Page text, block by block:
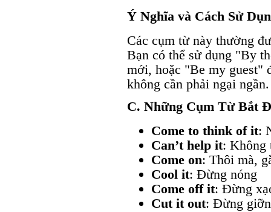
Ý Nghĩa và Cách Sử
Các cụm từ này thường
Bạn có thể sử dụng "By
mới, hoặc "Be my guest"
không cần phải ngại ngần.
C. Những Cụm Từ Bắt
Come to think of it:
Can’t help it: Không
Come on: Thôi mà,
Cool it: Đừng nóng
Come off it: Đừng
Cut it out: Đừng